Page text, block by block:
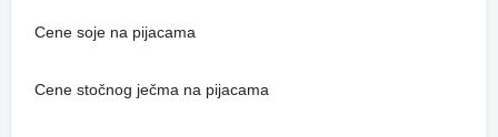
Cene soje na pijacama
Cene stočnog ječma na pijacama